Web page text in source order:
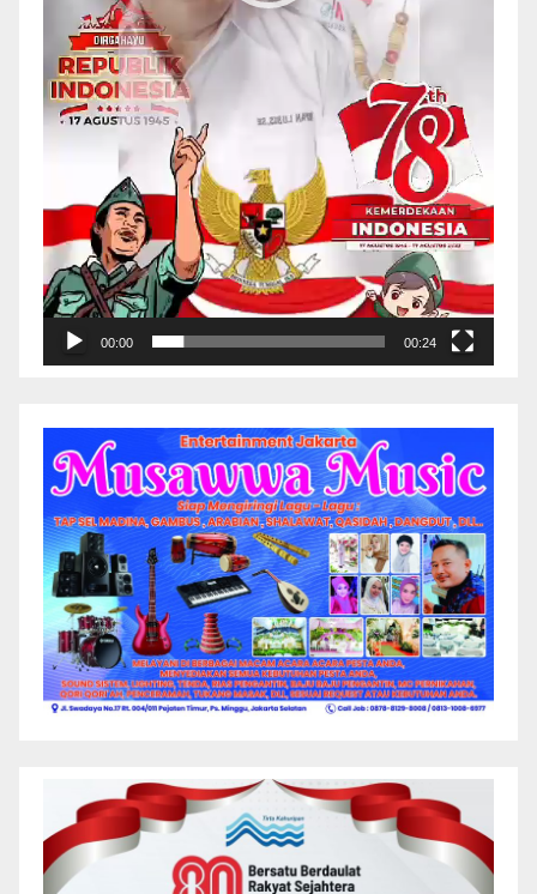
00:00 00:24